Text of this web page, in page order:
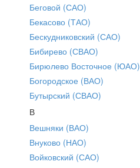
Беговой (САО)
Бекасово (ТАО)
Бескудниковский (САО)
Бибирево (СВАО)
Бирюлево Восточное (ЮАО)
Богородское (ВАО)
Бутырский (СВАО)
В
Вешняки (ВАО)
Внуково (НАО)
Войковский (САО)